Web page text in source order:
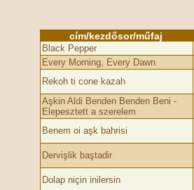
cím/kezdősor/műfaj
Black Pepper
Every Morning, Every Dawn
Rekoh ti cone kazah
Aşkin Aldi Benden Benden Beni -
Elepesztett a szerelem
Benem oi aşk bahrisi
Dervişlik baştadir
Dolap niçin inilersin